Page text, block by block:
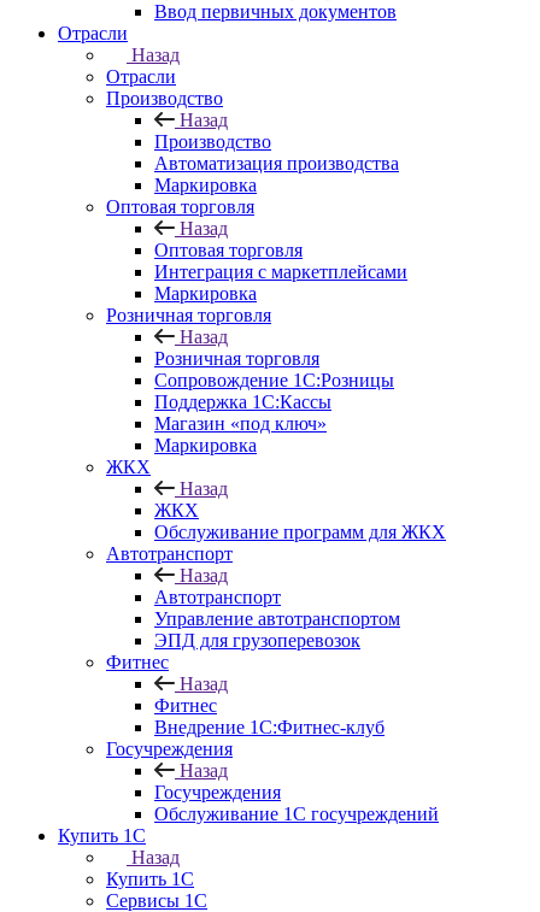
Ввод первичных документов
Отрасли
Назад
Отрасли
Производство
Назад
Производство
Автоматизация производства
Маркировка
Оптовая торговля
Назад
Оптовая торговля
Интеграция с маркетплейсами
Маркировка
Розничная торговля
Назад
Розничная торговля
Сопровождение 1С:Розницы
Поддержка 1С:Кассы
Магазин «под ключ»
Маркировка
ЖКХ
Назад
ЖКХ
Обслуживание программ для ЖКХ
Автотранспорт
Назад
Автотранспорт
Управление автотранспортом
ЭПД для грузоперевозок
Фитнес
Назад
Фитнес
Внедрение 1С:Фитнес-клуб
Госучреждения
Назад
Госучреждения
Обслуживание 1С госучреждений
Купить 1С
Назад
Купить 1С
Сервисы 1С